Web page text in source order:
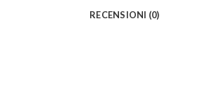
RECENSIONI (0)